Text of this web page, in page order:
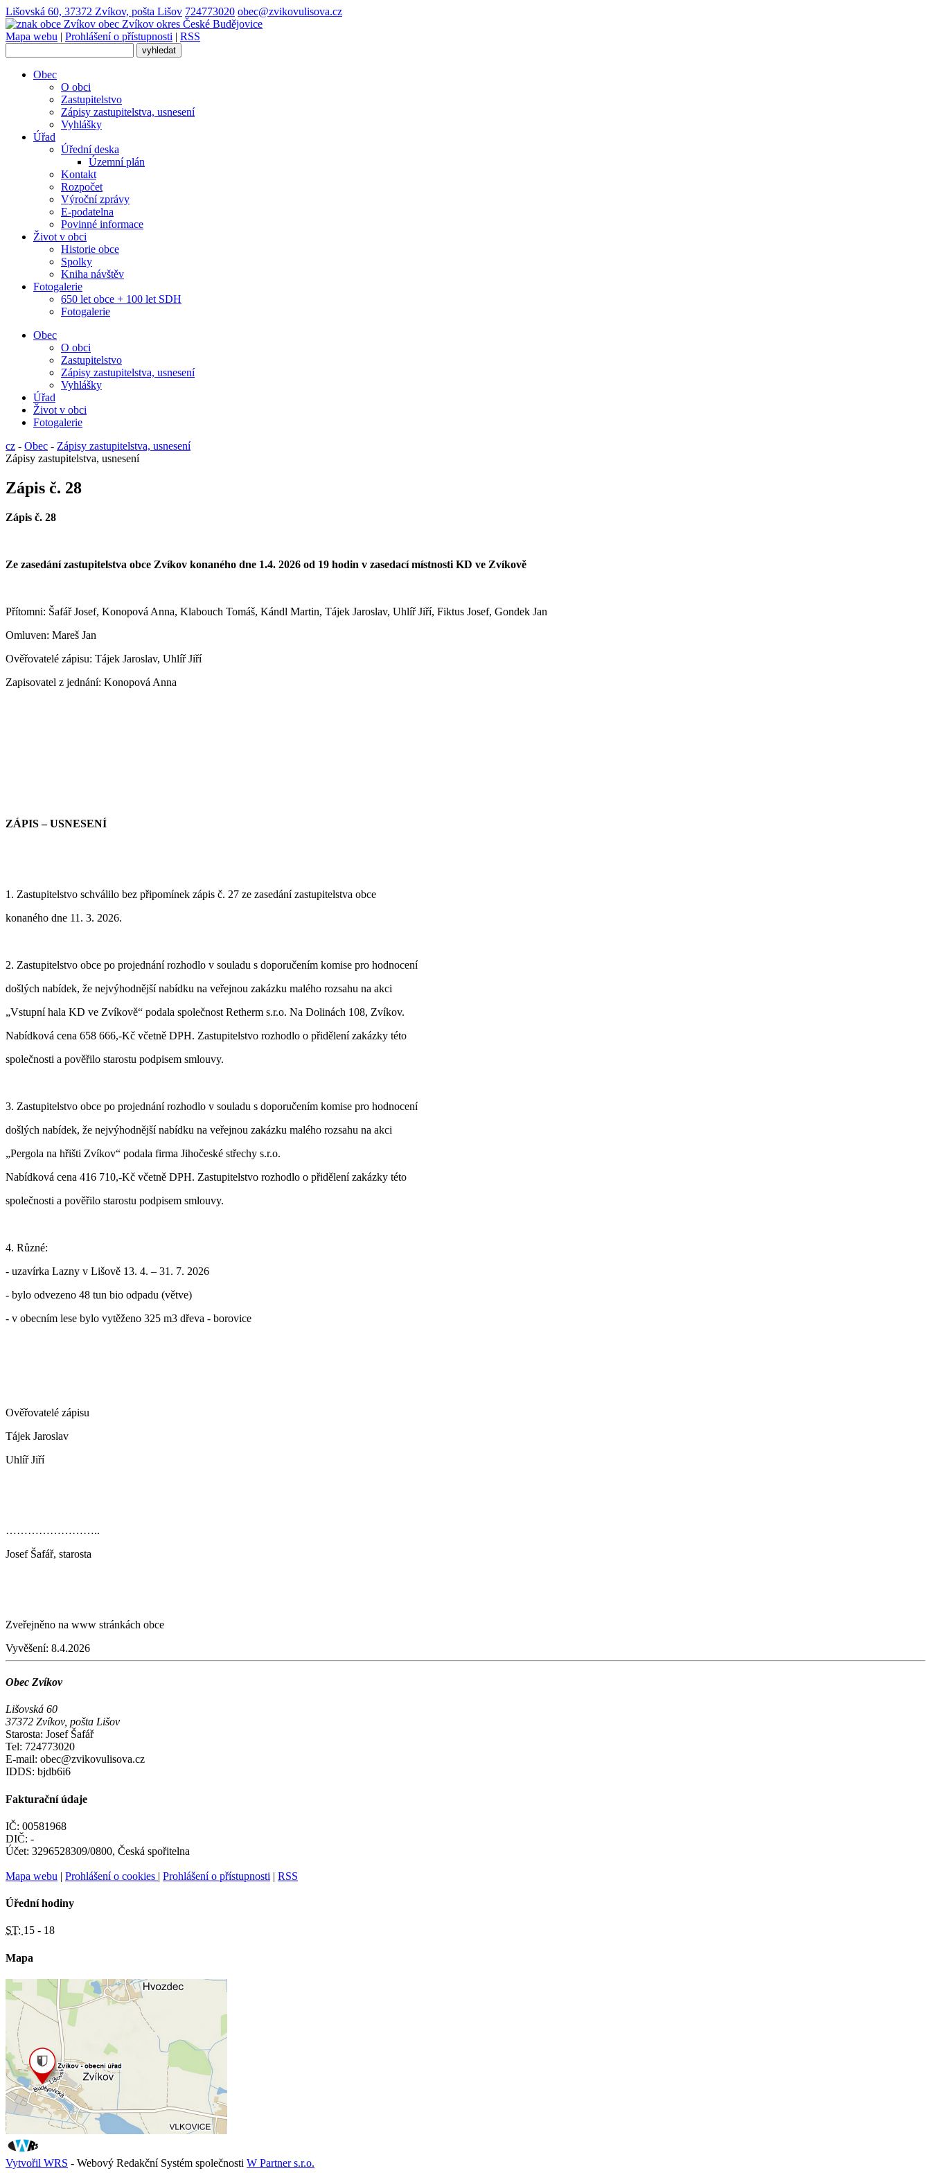
Lišovská 60, 37372 Zvíkov, pošta Lišov 724773020 obec@zvikovulisova.cz
obec Zvíkov okres České Budějovice
Mapa webu | Prohlášení o přístupnosti | RSS
Obec
O obci
Zastupitelstvo
Zápisy zastupitelstva, usnesení
Vyhlášky
Úřad
Úřední deska
Územní plán
Kontakt
Rozpočet
Výroční zprávy
E-podatelna
Povinné informace
Život v obci
Historie obce
Spolky
Kniha návštěv
Fotogalerie
650 let obce + 100 let SDH
Fotogalerie
Obec
O obci
Zastupitelstvo
Zápisy zastupitelstva, usnesení
Vyhlášky
Úřad
Život v obci
Fotogalerie
cz - Obec - Zápisy zastupitelstva, usnesení
Zápisy zastupitelstva, usnesení
Zápis č. 28
Zápis č. 28
Ze zasedání zastupitelstva obce Zvíkov konaného dne 1.4. 2026 od 19 hodin v zasedací místnosti KD ve Zvíkově
Přítomni: Šafář Josef, Konopová Anna, Klabouch Tomáš, Kándl Martin, Tájek Jaroslav, Uhlíř Jiří, Fiktus Josef, Gondek Jan
Omluven: Mareš Jan
Ověřovatelé zápisu: Tájek Jaroslav, Uhlíř Jiří
Zapisovatel z jednání: Konopová Anna
ZÁPIS – USNESENÍ
1. Zastupitelstvo schválilo bez připomínek zápis č. 27 ze zasedání zastupitelstva obce
konaného dne 11. 3. 2026.
2. Zastupitelstvo obce po projednání rozhodlo v souladu s doporučením komise pro hodnocení
došlých nabídek, že nejvýhodnější nabídku na veřejnou zakázku malého rozsahu na akci
„Vstupní hala KD ve Zvíkově“ podala společnost Retherm s.r.o. Na Dolinách 108, Zvíkov.
Nabídková cena 658 666,-Kč včetně DPH. Zastupitelstvo rozhodlo o přidělení zakázky této
společnosti a pověřilo starostu podpisem smlouvy.
3. Zastupitelstvo obce po projednání rozhodlo v souladu s doporučením komise pro hodnocení
došlých nabídek, že nejvýhodnější nabídku na veřejnou zakázku malého rozsahu na akci
„Pergola na hřišti Zvíkov“ podala firma Jihočeské střechy s.r.o.
Nabídková cena 416 710,-Kč včetně DPH. Zastupitelstvo rozhodlo o přidělení zakázky této
společnosti a pověřilo starostu podpisem smlouvy.
4. Různé:
- uzavírka Lazny v Lišově 13. 4. – 31. 7. 2026
- bylo odvezeno 48 tun bio odpadu (větve)
- v obecním lese bylo vytěženo 325 m3 dřeva - borovice
Ověřovatelé zápisu
Tájek Jaroslav
Uhlíř Jiří
……………………..
Josef Šafář, starosta
Zveřejněno na www stránkách obce
Vyvěšení: 8.4.2026
Obec Zvíkov
Lišovská 60
37372 Zvíkov, pošta Lišov
Starosta: Josef Šafář
Tel: 724773020
E-mail: obec@zvikovulisova.cz
IDDS: bjdb6i6
Fakturační údaje
IČ: 00581968
DIČ: -
Účet: 3296528309/0800, Česká spořitelna
Mapa webu | Prohlášení o cookies | Prohlášení o přístupnosti | RSS
Úřední hodiny
ST: 15 - 18
Mapa
Vytvořil WRS - Webový Redakční Systém společnosti W Partner s.r.o.